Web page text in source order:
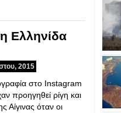
Ελληνίδα
2015
στο Instagram
προηγηθεί ρίγη και
Αίγινας όταν οι